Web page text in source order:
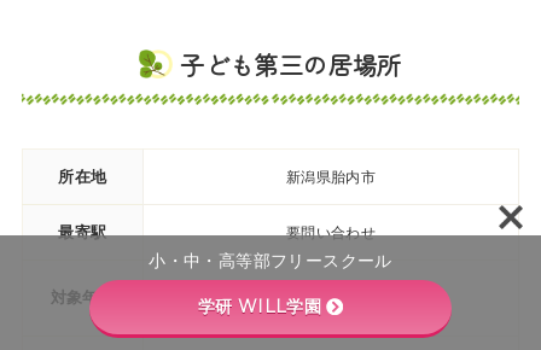
子ども第三の居場所
所在地 新潟県胎内市
最寄駅 要問い合わせ
対象年齢
小学生
（主に小学1～6年生）
小・中・高等部フリースクール
学研 WILL学園